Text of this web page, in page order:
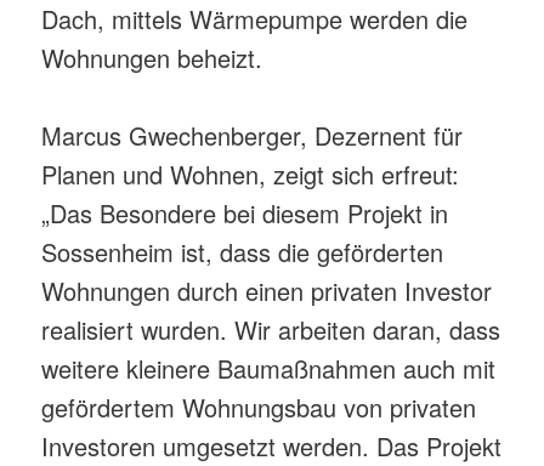
Dach, mittels Wärmepumpe werden die
Wohnungen beheizt.
Marcus Gwechenberger, Dezernent für
Planen und Wohnen, zeigt sich erfreut:
„Das Besondere bei diesem Projekt in
Sossenheim ist, dass die geförderten
Wohnungen durch einen privaten Investor
realisiert wurden. Wir arbeiten daran, dass
weitere kleinere Baumaßnahmen auch mit
gefördertem Wohnungsbau von privaten
Investoren umgesetzt werden. Das Projekt